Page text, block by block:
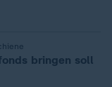
bringen soll